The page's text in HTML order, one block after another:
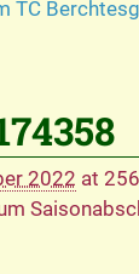
TC
2022 at